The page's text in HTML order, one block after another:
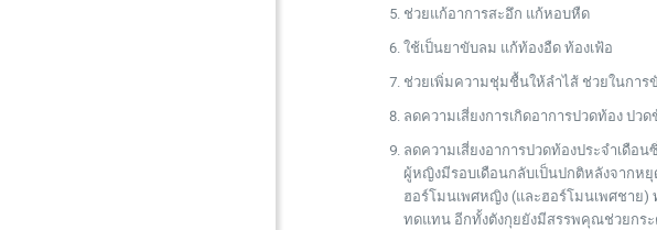
ช่วยแก้อาการสะอึก แก้หอบหืด
ใช้เป็นยาขับลม แก้ท้องอืด ท้องเฟ้อ
ช่วยเพิ่มความชุ่มชื้นให้ลำไส้ ช่วยในการ
ลดความเสี่ยงการเกิดอาการปวดท้อง ป
ลดความเสี่ยงอาการปวดท้องประจำเดือ
ผู้หญิงมีรอบเดือนกลับเป็นปกติหลังจากห
ฮอร์โมนเพศหญิง (และฮอร์โมนเพศชาย)
ทดแทน อีกทั้งตังกุยยังมีสรรพคุณช่วยกระ